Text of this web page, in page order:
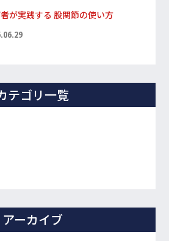
が実践する 股関節の使い方
テゴリ一覧
アーカイブ